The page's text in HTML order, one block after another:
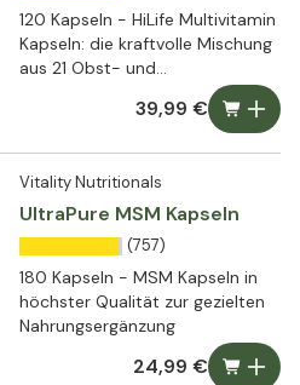
120 Kapseln - HiLife Multivitamin
Kapseln: die kraftvolle Mischung
aus 21 Obst- und
39,99 €
Vitality Nutritionals
UltraPure MSM Kapseln
(757)
180 Kapseln - MSM Kapseln in
höchster Qualität zur gezielten
Nahrungsergänzung
24,99 €